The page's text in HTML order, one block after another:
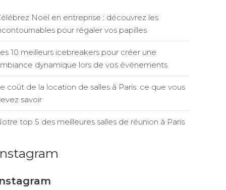
Noël en entreprise : découvrez les
pour régaler vos papilles
10 meilleurs icebreakers pour créer une
dynamique lors de vos événements
coût de la location de salles à Paris: ce que vous
savoir
top 5 des meilleures salles de réunion à Paris